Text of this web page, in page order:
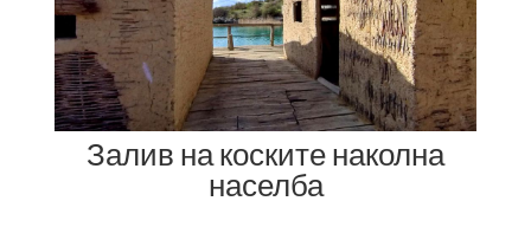
Залив на коските наколна
населба